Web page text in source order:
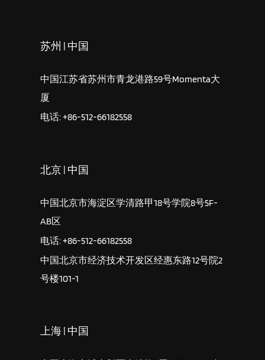
苏州 | 中国
中国江苏省苏州市青龙港路59号Momenta大
厦
电话: +86-512-66182558
北京 | 中国
中国北京市海淀区学清路甲18号学院8号5F-
AB区
电话: +86-512-66182558
中国北京市经济技术开发区经惠东路12号院2
号楼101-1
上海 | 中国